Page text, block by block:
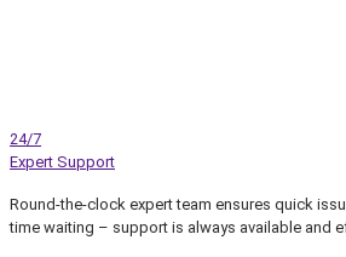
24/7
Expert Support
Round-the-clock expert team ensures quick
time waiting – support is always available and